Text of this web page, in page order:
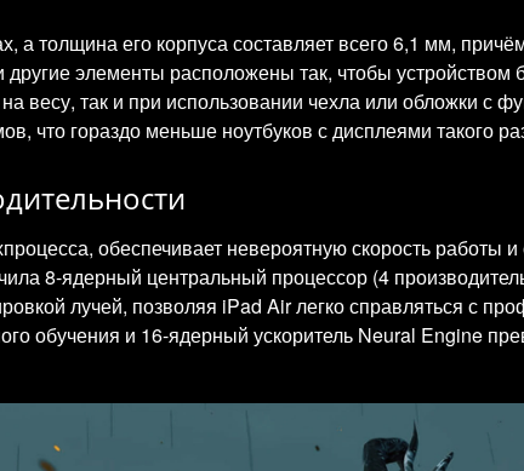
а толщина его корпуса составляет всего 6,1 мм,
элементы расположены так, чтобы
весу, так и при использовании чехла или обложки с
что гораздо меньше ноутбуков с дисплеями такого
обеспечивает невероятную скорость работы
8-ядерный центральный процессор (4
лучей, позволяя iPad Air легко справляться с
обучения и 16-ядерный ускоритель Neural Engine